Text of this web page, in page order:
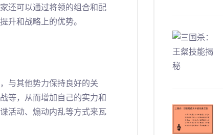
还可以通过将领的组合和配
升和战略上的优势。
与其他势力保持良好的关
等，从而增加自己的实力和
活动、煽动内乱等方式来瓦